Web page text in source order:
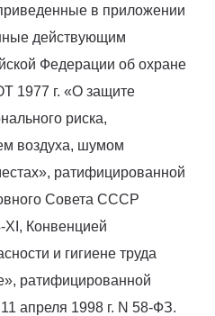
в приложении
действующим
Федерации об охране
1977 г. «О защите
риска,
воздуха, шумом
ратифицированной
Совета СССР
ХI, Конвенцией
и гигиене труда
ратифицированной
апреля 1998 г. N 58-ФЗ.